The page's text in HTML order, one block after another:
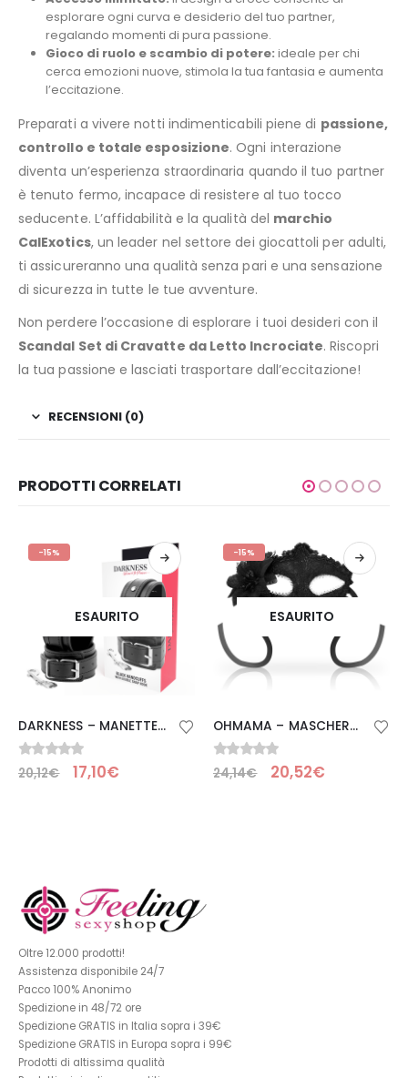
esplorare ogni curva e desiderio del tuo partner,
regalando momenti di pura passione.
Gioco di ruolo e scambio di potere: ideale per chi
cerca emozioni nuove, stimola la tua fantasia e aumenta
l’eccitazione.
Preparati a vivere notti indimenticabili piene di passione,
controllo e totale esposizione. Ogni interazione
diventa un’esperienza straordinaria quando il tuo partner
è tenuto fermo, incapace di resistere al tuo tocco
seducente. L’affidabilità e la qualità del marchio
CalExotics, un leader nel settore dei giocattoli per adulti,
ti assicureranno una qualità senza pari e una sensazione
di sicurezza in tutte le tue avventure.
Non perdere l’occasione di esplorare i tuoi desideri con il
Scandal Set di Cravatte da Letto Incrociate. Riscopri
la tua passione e lasciati trasportare dall’eccitazione!
RECENSIONI (0)
PRODOTTI CORRELATI
-15%
ESAURITO
DARKNESS – MANETTE NERE REGOLABILI CON DOPPIO NASTRO DI RINFORZO
0Su 5
20,12€ 17,10€
-15%
ESAURITO
OHMAMA – MASCHERE ANTIZAZ STILE VENEZIANO FIORE LATERALE – NERA
0 Su 5
24,14€ 20,52€
Oltre 12.000 prodotti!
Assistenza disponibile 24/7
Pacco 100% Anonimo
Spedizione in 48/72 ore
Spedizione GRATIS in Italia sopra i 39€
Spedizione GRATIS in Europa sopra i 99€
Prodotti di altissima qualità